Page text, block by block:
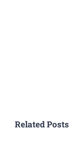
Related Posts